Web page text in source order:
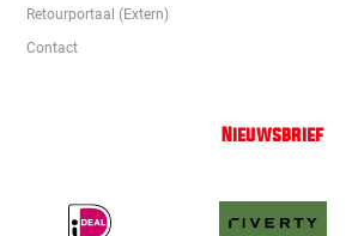
Retourportaal (extern)
Contact
Nieuwsbrief